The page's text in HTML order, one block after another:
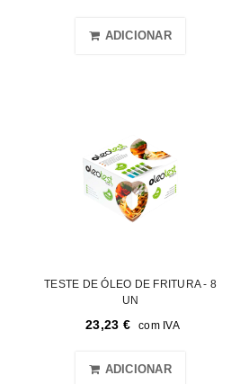
ADICIONAR
TESTE DE ÓLEO DE FRITURA - 8
UN
23,23 € com IVA
ADICIONAR